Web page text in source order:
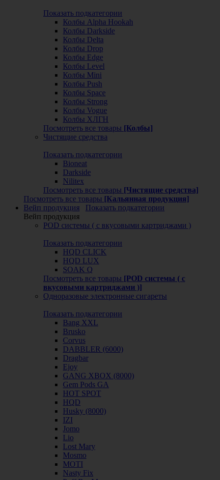
Показать подкатегории
Колбы Alpha Hookah
Колбы Darkside
Колбы Delta
Колбы Drop
Колбы Edge
Колбы Level
Колбы Mini
Колбы Push
Колбы Space
Колбы Strong
Колбы Vogue
Колбы ХЛГН
Посмотреть все товары [Колбы]
Чистящие средства
Показать подкатегории
Bioneat
Darkside
Nilitex
Посмотреть все товары [Чистящие средства]
Посмотреть все товары [Кальянная продукция]
Вейп продукция
Показать подкатегории
Вейп продукция
POD системы ( с вкусовыми картриджами )
Показать подкатегории
HQD CLICK
HQD LUX
SOAK Q
Посмотреть все товары [POD системы ( с
вкусовыми картриджами )]
Одноразовые электронные сигареты
Показать подкатегории
Bang XXL
Brusko
Corvus
DABBLER (6000)
Dragbar
Ejoy
GANG XBOX (8000)
Gem Pods GA
HOT SPOT
HQD
Husky (8000)
IZI
Jomo
Lio
Lost Mary
Mosmo
MOTI
Nasty Fix